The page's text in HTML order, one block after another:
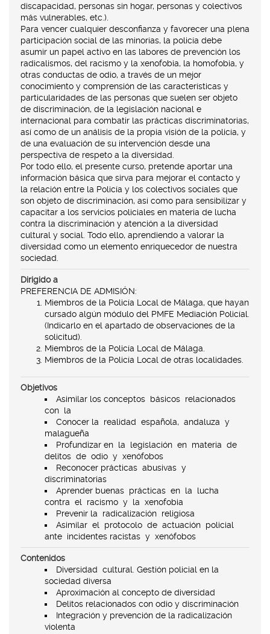
discapacidad, personas sin hogar, personas y colectivos
más vulnerables, etc.).
Para vencer cualquier desconfianza y favorecer una plena
participación social de las minorías, la policía debe
asumir un papel activo en las labores de prevención los
radicalismos, del racismo y la xenofobia, la homofobia, y
otras conductas de odio, a través de un mejor
conocimiento y comprensión de las características y
particularidades de las personas que suelen ser objeto
de discriminación, de la legislación nacional e
internacional para combatir las prácticas discriminatorias,
así como de un análisis de la propia visión de la policía, y
de una evaluación de su intervención desde una
perspectiva de respeto a la diversidad.
Por todo ello, el presente curso, pretende aportar una
información básica que sirva para mejorar el contacto y
la relación entre la Policía y los colectivos sociales que
son objeto de discriminación, así como para sensibilizar y
capacitar a los servicios policiales en materia de lucha
contra la discriminación y atención a la diversidad
cultural y social. Todo ello, aprendiendo a valorar la
diversidad como un elemento enriquecedor de nuestra
sociedad.
Dirigido a
PREFERENCIA DE ADMISIÓN:
Miembros de la Policía Local de Málaga, que hayan
cursado algún módulo del PMFE Mediación Policíal.
(Indicarlo en el apartado de observaciones de la
solicitud).
Miembros de la Policía Local de Málaga.
Miembros de la Policía Local de otras localidades.
Objetivos
Asimilar los conceptos básicos relacionados
con la
Conocer la realidad española, andaluza y
malagueña
Profundizar en la legislación en materia de
delitos de odio y xenófobos
Reconocer prácticas abusivas y
discriminatorias
Aprender buenas prácticas en la lucha
contra el racismo y la xenofobia
Prevenir la radicalización religiosa
Asimilar el protocolo de actuación policial
ante incidentes racistas y xenófobos
Contenidos
Diversidad cultural. Gestión policial en la
sociedad diversa
Aproximación al concepto de diversidad
Delitos relacionados con odio y discriminación
Integración y prevención de la radicalización
violenta